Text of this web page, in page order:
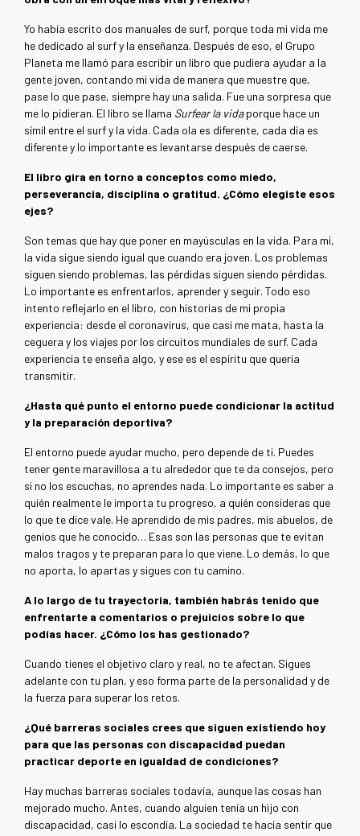
Yo había escrito dos manuales de surf, porque toda mi vida me
he dedicado al surf y la enseñanza. Después de eso, el Grupo
Planeta me llamó para escribir un libro que pudiera ayudar a la
gente joven, contando mi vida de manera que muestre que,
pase lo que pase, siempre hay una salida. Fue una sorpresa que
me lo pidieran. El libro se llama Surfear la vidaporque hace un
símil entre el surf y la vida. Cada ola es diferente, cada día es
diferente y lo importante es levantarse después de caerse.
El libro gira en torno a conceptos como miedo,
perseverancia, disciplina o gratitud. ¿Cómo elegiste esos
ejes?
Son temas que hay que poner en mayúsculas en la vida. Para mí,
la vida sigue siendo igual que cuando era joven. Los problemas
siguen siendo problemas, las pérdidas siguen siendo pérdidas.
Lo importante es enfrentarlos, aprender y seguir. Todo eso
intento reflejarlo en el libro, con historias de mi propia
experiencia: desde el coronavirus, que casi me mata, hasta la
ceguera y los viajes por los circuitos mundiales de surf. Cada
experiencia te enseña algo, y ese es el espíritu que quería
transmitir.
¿Hasta qué punto el entorno puede condicionar la actitud
y la preparación deportiva?
El entorno puede ayudar mucho, pero depende de ti. Puedes
tener gente maravillosa a tu alrededor que te da consejos, pero
si no los escuchas, no aprendes nada. Lo importante es saber a
quién realmente le importa tu progreso, a quién consideras que
lo que te dice vale. He aprendido de mis padres, mis abuelos, de
genios que he conocido… Esas son las personas que te evitan
malos tragos y te preparan para lo que viene. Lo demás, lo que
no aporta, lo apartas y sigues con tu camino.
A lo largo de tu trayectoria, también habrás tenido que
enfrentarte a comentarios o prejuicios sobre lo que
podías hacer. ¿Cómo los has gestionado?
Cuando tienes el objetivo claro y real, no te afectan. Sigues
adelante con tu plan, y eso forma parte de la personalidad y de
la fuerza para superar los retos.
¿Qué barreras sociales crees que siguen existiendo hoy
para que las personas con discapacidad puedan
practicar deporte en igualdad de condiciones?
Hay muchas barreras sociales todavía, aunque las cosas han
mejorado mucho. Antes, cuando alguien tenía un hijo con
discapacidad, casi lo escondía. La sociedad te hacía sentir que